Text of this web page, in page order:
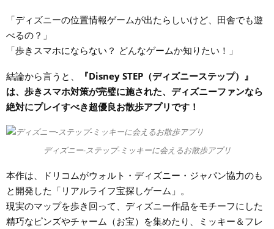
「ディズニーの位置情報ゲームが出たらしいけど、田舎でも遊
べるの？」
「歩きスマホにならない？ どんなゲームか知りたい！」
結論から言うと、
『Disney STEP（ディズニーステップ）』
は、歩きスマホ対策が完璧に施された、ディズニーファンなら
絶対にプレイすべき超優良お散歩アプリです！
ディズニー-ステップ-ミッキーに会えるお散歩アプリ
本作は、ドリコムがウォルト・ディズニー・ジャパン協力のも
と開発した「リアルライフ宝探しゲーム」。
現実のマップを歩き回って、ディズニー作品をモチーフにした
精巧なピンズやチャーム（お宝）を集めたり、ミッキー＆フレ